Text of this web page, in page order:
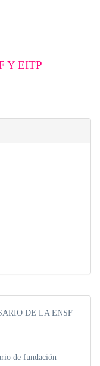
Y EITP
DE LA ENSF
de fundación